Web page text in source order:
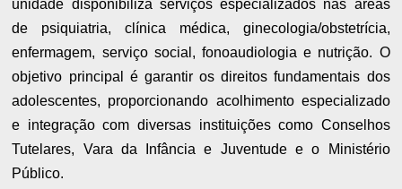
unidade disponibiliza serviços especializados nas áreas
de psiquiatria, clínica médica, ginecologia/obstetrícia,
enfermagem, serviço social, fonoaudiologia e nutrição. O
objetivo principal é garantir os direitos fundamentais dos
adolescentes, proporcionando acolhimento especializado
e integração com diversas instituições como Conselhos
Tutelares, Vara da Infância e Juventude e o Ministério
Público.